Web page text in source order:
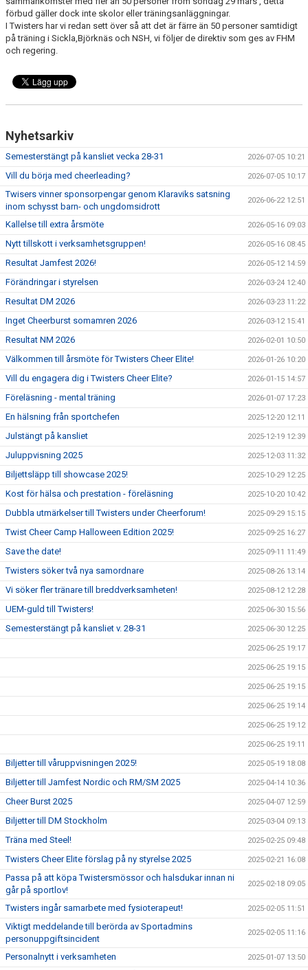
EXTRATRÄNING
KLÄDER & MERCH
TWIST CHEER COMP
förbud gäller dock inte skolor eller träningsanläggningar.
I Twisters har vi redan sett över så att det är färre än 50 personer samtidigt
på träning i Sickla,Björknäs och NSH, vi följer de direktiv som ges av FHM
och regering.
Nyhetsarkiv
Semesterstängt på kansliet vecka 28-31 2026-07-05 10:21
Vill du börja med cheerleading? 2026-07-05 10:17
Twisers vinner sponsorpengar genom Klaraviks satsning
inom schysst barn- och ungdomsidrott
2026-06-22 12:51
Kallelse till extra årsmöte 2026-05-16 09:03
Nytt tillskott i verksamhetsgruppen! 2026-05-16 08:45
Resultat Jamfest 2026! 2026-05-12 14:59
Förändringar i styrelsen 2026-03-24 12:40
Resultat DM 2026 2026-03-23 11:22
Inget Cheerburst somamren 2026 2026-03-12 15:41
Resultat NM 2026 2026-02-01 10:50
Välkommen till årsmöte för Twisters Cheer Elite! 2026-01-26 10:20
Vill du engagera dig i Twisters Cheer Elite? 2026-01-15 14:57
Föreläsning - mental träning 2026-01-07 17:23
En hälsning från sportchefen 2025-12-20 12:11
Julstängt på kansliet 2025-12-19 12:39
Juluppvisning 2025 2025-12-03 11:32
Biljettsläpp till showcase 2025! 2025-10-29 12:25
Kost för hälsa och prestation - föreläsning 2025-10-20 10:42
Dubbla utmärkelser till Twisters under Cheerforum! 2025-09-29 15:15
Twist Cheer Camp Halloween Edition 2025! 2025-09-25 16:27
Save the date! 2025-09-11 11:49
Twisters söker två nya samordnare 2025-08-26 13:14
Vi söker fler tränare till breddverksamheten! 2025-08-12 12:28
UEM-guld till Twisters! 2025-06-30 15:56
Semesterstängt på kansliet v. 28-31 2025-06-30 12:25
2025-06-25 19:17
2025-06-25 19:15
2025-06-25 19:15
2025-06-25 19:14
2025-06-25 19:12
2025-06-25 19:11
Biljetter till våruppvisningen 2025! 2025-05-19 18:08
Biljetter till Jamfest Nordic och RM/SM 2025 2025-04-14 10:36
Cheer Burst 2025 2025-04-07 12:59
Biljetter till DM Stockholm 2025-03-04 09:13
Träna med Steel! 2025-02-25 09:48
Twisters Cheer Elite förslag på ny styrelse 2025 2025-02-21 16:08
Passa på att köpa Twistersmössor och halsdukar innan ni
går på sportlov!
2025-02-18 09:05
Twisters ingår samarbete med fysioterapeut! 2025-02-05 11:51
Viktigt meddelande till berörda av Sportadmins
personuppgiftsincident
2025-02-05 11:16
Personalnytt i verksamheten 2025-01-07 13:50